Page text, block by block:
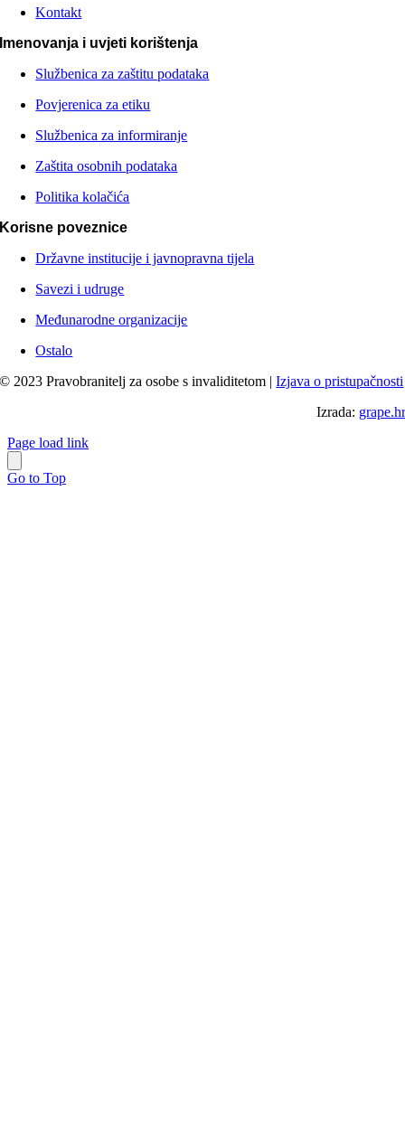
Kontakt
Imenovanja i uvjeti korištenja
Službenica za zaštitu podataka
Povjerenica za etiku
Službenica za informiranje
Zaštita osobnih podataka
Politika kolačića
Korisne poveznice
Državne institucije i javnopravna tijela
Savezi i udruge
Međunarodne organizacije
Ostalo
© 2023 Pravobranitelj za osobe s invaliditetom |Izjava o pristupačnosti
Izrada: grape.hr
Page load link
Go to Top